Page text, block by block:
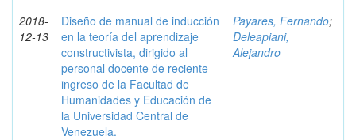
2018-
12-13
Diseño de manual de inducción
en la teoría del aprendizaje
constructivista, dirigido al
personal docente de reciente
ingreso de la Facultad de
Humanidades y Educación de
la Universidad Central de
Venezuela.
Payares, Fernando;
Deleapiani,
Alejandro